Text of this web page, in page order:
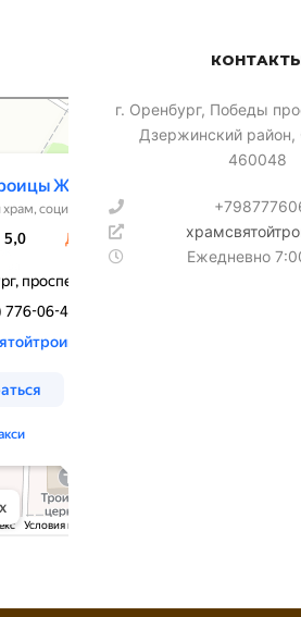
​г. Оренбург, Победы
Дзержинский район,
460048
Ежедневно